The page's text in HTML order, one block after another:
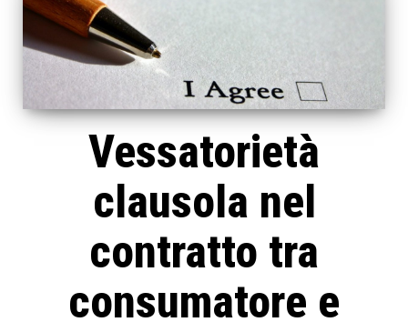
Vessatorietà
clausola nel
contratto tra
consumatore e